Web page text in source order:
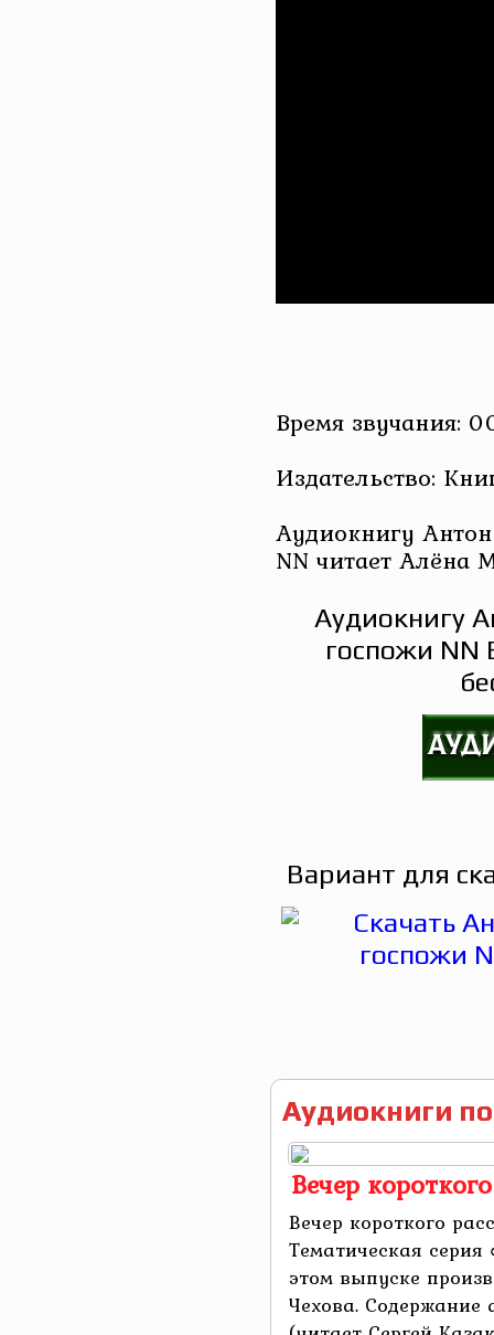
Время звучания:
Издательство:
Аудиокнигу
NN читает Алёна
Аудиокнигу
госпожи NN
Вариант для
Аудиокниги
Вечер
Вечер короткого
Тематическая серия
этом выпуске
Чехова. Содержание